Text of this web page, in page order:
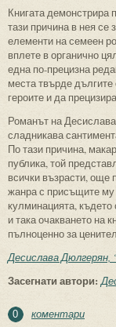
Книгата демонстрира
тази причина в нея се
елементи на семеен
вплете в органично
една по-прецизна
места твърде
героите и да
Романът на
сладникава
По тази причина,
публика, той
всички възрасти, още
жанра с присъщите му
кулминацията, където
и така очакването на
пълноценно за
Десислава Дюлгерян,
Засегнати автори:
0 коментари